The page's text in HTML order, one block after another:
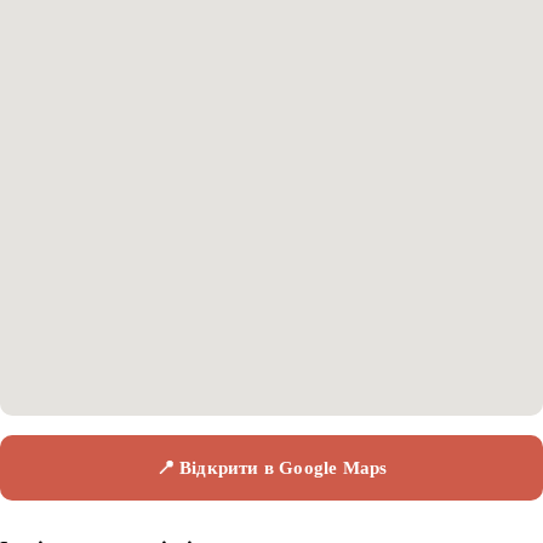
📍 Відкрити в Google Maps